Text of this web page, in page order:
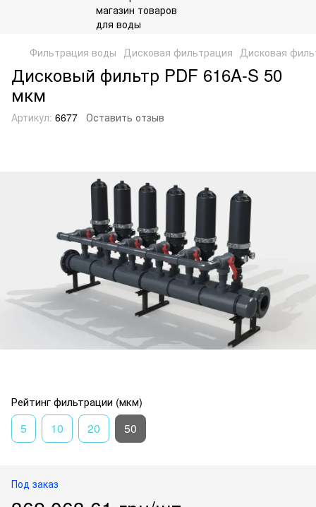
Фильтрация воды Дисковая фильтрация Дисковая
Дисковый фильтр PDF 616A-S 50
мкм
Артикул: 6677 Оставить отзыв
Рейтинг фильтрации (мкм)
5 10 20 50
Под заказ